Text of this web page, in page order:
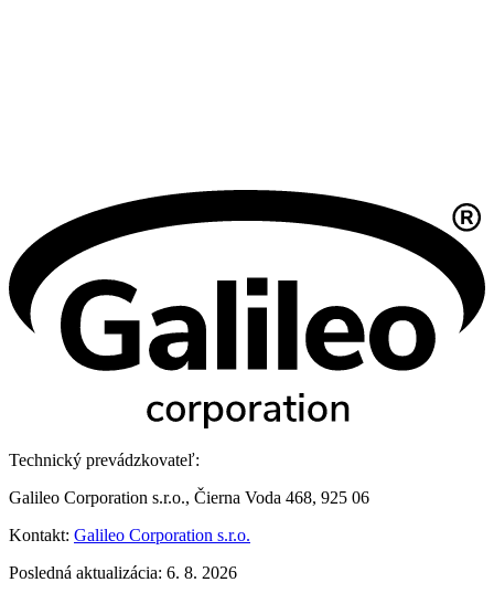
Technický prevádzkovateľ:
Galileo Corporation s.r.o., Čierna Voda 468, 925 06
Kontakt: Galileo Corporation s.r.o.
Posledná aktualizácia: 6. 8. 2026